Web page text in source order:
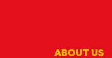
ABOUT US